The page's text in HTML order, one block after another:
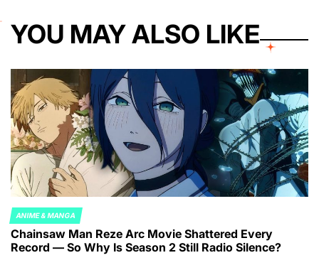
YOU MAY ALSO LIKE
POSTED
IN
ANIME & MANGA
Chainsaw Man Reze Arc Movie Shattered Every
Record — So Why Is Season 2 Still Radio Silence?